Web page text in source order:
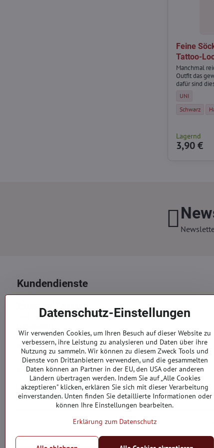
Feine
Tattoo-
Manchmal
Outfit das
dafür sind
Feine
UNI
Feine
Schwarz
Lagernd
3,90 €
Kundendienste
Reklamation
Kontakte
Bestellungen
Bestellstatus
Datenschutz-Einstellungen
Wir verwenden Cookies, um Ihren Besuch auf dieser Website zu
verbessern, ihre Leistung zu analysieren und Daten über ihre
Nutzung zu sammeln. Wir können zu diesem Zweck Tools und
Dienste von Drittanbietern verwenden, und die gesammelten
Daten können an Partner in der EU, den USA oder anderen
Ländern übertragen werden. Indem Sie auf „Alle Cookies
akzeptieren" klicken, erklären Sie sich mit dieser Verarbeitung
einverstanden. Unten finden Sie detaillierte Informationen oder
können Ihre Einstellungen bearbeiten.
Erklärung zum Datenschutz